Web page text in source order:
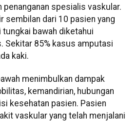
penanganan spesialis vaskular.
sembilan dari 10 pasien yang
bawah diketahui
Sekitar 85% kasus amputasi
kaki.
menimbulkan dampak
kemandirian, hubungan
kesehatan pasien. Pasien
vaskular yang telah menjalani